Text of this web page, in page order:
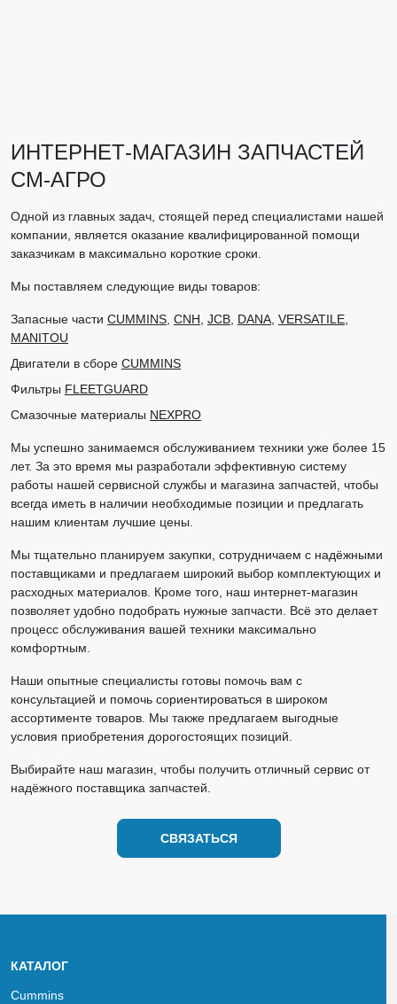
ИНТЕРНЕТ-МАГАЗИН ЗАПЧАСТЕЙ
СМ-АГРО
Одной из главных задач, стоящей перед специалистами нашей
компании, является оказание квалифицированной помощи
заказчикам в максимально короткие сроки.
Мы поставляем следующие виды товаров:
Запасные части CUMMINS CNH JCB DANA VERSATILE
MANITOU
Двигатели в сборе CUMMINS
Фильтры FLEETGUARD
Смазочные материалы NEXPRO
Мы успешно занимаемся обслуживанием техники уже более 15
лет. За это время мы разработали эффективную систему
работы нашей сервисной службы и магазина запчастей, чтобы
всегда иметь в наличии необходимые позиции и предлагать
нашим клиентам лучшие цены.
Мы тщательно планируем закупки, сотрудничаем с надёжными
поставщиками и предлагаем широкий выбор комплектующих и
расходных материалов. Кроме того, наш интернет-магазин
позволяет удобно подобрать нужные запчасти. Всё это делает
процесс обслуживания вашей техники максимально
комфортным.
Наши опытные специалисты готовы помочь вам с
консультацией и помочь сориентироваться в широком
ассортименте товаров. Мы также предлагаем выгодные
условия приобретения дорогостоящих позиций.
Выбирайте наш магазин, чтобы получить отличный сервис от
надёжного поставщика запчастей.
СВЯЗАТЬСЯ
КАТАЛОГ
Cummins